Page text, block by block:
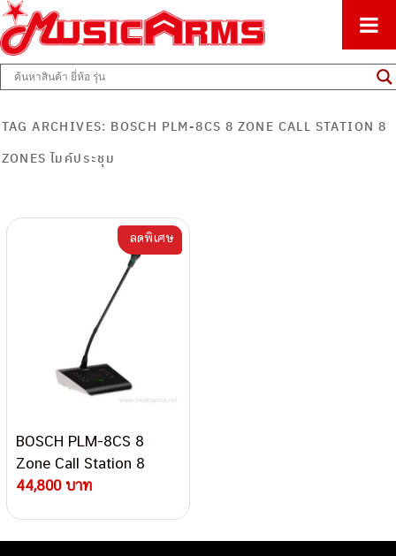
Music Arms
ศูนย์รวมครื่องดนตรีทุกชนิด ตั้งแต่เริ่มต้นถึงมืออาชีพ
TAG ARCHIVES: BOSCH PLM-8CS 8 ZONE CALL STATION 8
ZONES ไมค์ประชุม
BOSCH PLM-8CS 8
Zone Call Station 8
zones ไมค์ประชุม
44,800 บาท
ลดพิเศษ